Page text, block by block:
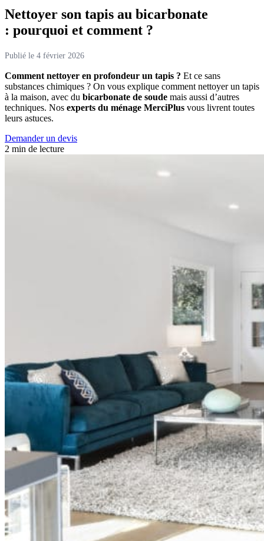
Nettoyer son tapis au bicarbonate
: pourquoi et comment ?
Publié le 4 février 2026
Comment nettoyer en profondeur un tapis ? Et ce sans
substances chimiques ? On vous explique comment nettoyer un tapis
à la maison, avec du bicarbonate de soude mais aussi d’autres
techniques. Nos experts du ménage MerciPlus vous livrent toutes
leurs astuces.
Demander un devis
2 min de lecture